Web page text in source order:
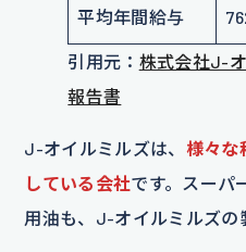
平均年間給与
引用元： 株式会社J-
報告書
J-オイルミルズは、 様々な
している会社です。スーパ
用油も、J-オイルミルズの